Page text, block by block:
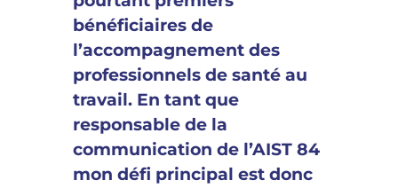
bénéficiaires de
l’accompagnement des
professionnels de santé au
travail. En tant que
responsable de la
communication de l’AIST 84
mon défi principal est donc